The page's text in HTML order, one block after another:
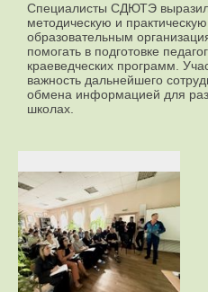
Специалисты СДЮТЭ
методическую и
образовательным
помогать в подготовке
краеведческих программ.
важность дальнейшего
обмена информацией для
школах.